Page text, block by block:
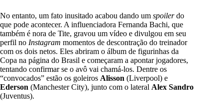
No entanto, um fato inusitado acabou dando um spoilerdo
que pode acontecer. A influenciadora Fernanda Bachi, que
também é nora de Tite, gravou um vídeo e divulgou em seu
perfil no Instagram momentos de descontração do treinador
com os dois netos. Eles abriram o álbum de figurinhas da
Copa na página do Brasil e começaram a apontar jogadores,
tentando confirmar se o avô vai chamá-los. Dentre os
“convocados” estão os goleiros Alisson (Liverpool) e
Ederson (Manchester City), junto com o lateral Alex Sandro
(Juventus).